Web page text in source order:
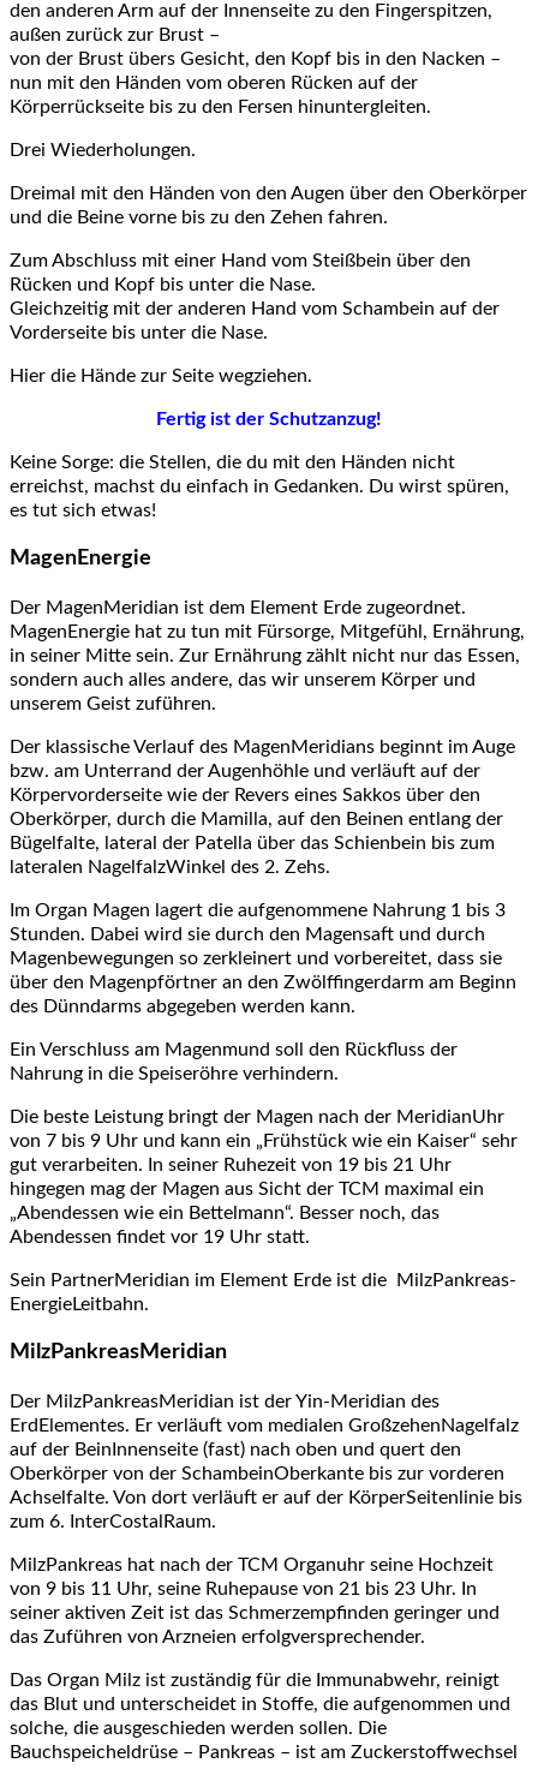
den anderen Arm auf der Innenseite zu den Fingerspitzen,
außen zurück zur Brust –
von der Brust übers Gesicht, den Kopf bis in den Nacken –
nun mit den Händen vom oberen Rücken auf der
Körperrückseite bis zu den Fersen hinuntergleiten.
Drei Wiederholungen.
Dreimal mit den Händen von den Augen über den Oberkörper
und die Beine vorne bis zu den Zehen fahren.
Zum Abschluss mit einer Hand vom Steißbein über den
Rücken und Kopf bis unter die Nase.
Gleichzeitig mit der anderen Hand vom Schambein auf der
Vorderseite bis unter die Nase.
Hier die Hände zur Seite wegziehen.
Fertig ist der Schutzanzug!
Keine Sorge: die Stellen, die du mit den Händen nicht
erreichst, machst du einfach in Gedanken. Du wirst spüren,
es tut sich etwas!
MagenEnergie
Der MagenMeridian ist dem Element Erde zugeordnet.
MagenEnergie hat zu tun mit Fürsorge, Mitgefühl, Ernährung,
in seiner Mitte sein. Zur Ernährung zählt nicht nur das Essen,
sondern auch alles andere, das wir unserem Körper und
unserem Geist zuführen.
Der klassische Verlauf des MagenMeridians beginnt im Auge
bzw. am Unterrand der Augenhöhle und verläuft auf der
Körpervorderseite wie der Revers eines Sakkos über den
Oberkörper, durch die Mamilla, auf den Beinen entlang der
Bügelfalte, lateral der Patella über das Schienbein bis zum
lateralen NagelfalzWinkel des 2. Zehs.
Im Organ Magen lagert die aufgenommene Nahrung 1 bis 3
Stunden. Dabei wird sie durch den Magensaft und durch
Magenbewegungen so zerkleinert und vorbereitet, dass sie
über den Magenpförtner an den Zwölffingerdarm am Beginn
des Dünndarms abgegeben werden kann.
Ein Verschluss am Magenmund soll den Rückfluss der
Nahrung in die Speiseröhre verhindern.
Die beste Leistung bringt der Magen nach der MeridianUhr
von 7 bis 9 Uhr und kann ein „Frühstück wie ein Kaiser“ sehr
gut verarbeiten. In seiner Ruhezeit von 19 bis 21 Uhr
hingegen mag der Magen aus Sicht der TCM maximal ein
„Abendessen wie ein Bettelmann“. Besser noch, das
Abendessen findet vor 19 Uhr statt.
Sein PartnerMeridian im Element Erde ist die MilzPankreas-
EnergieLeitbahn.
MilzPankreasMeridian
Der MilzPankreasMeridian ist der Yin-Meridian des
ErdElementes. Er verläuft vom medialen GroßzehenNagelfalz
auf der BeinInnenseite (fast) nach oben und quert den
Oberkörper von der SchambeinOberkante bis zur vorderen
Achselfalte. Von dort verläuft er auf der KörperSeitenlinie bis
zum 6. InterCostalRaum.
MilzPankreas hat nach der TCM Organuhr seine Hochzeit
von 9 bis 11 Uhr, seine Ruhepause von 21 bis 23 Uhr. In
seiner aktiven Zeit ist das Schmerzempfinden geringer und
das Zuführen von Arzneien erfolgversprechender.
Das Organ Milz ist zuständig für die Immunabwehr, reinigt
das Blut und unterscheidet in Stoffe, die aufgenommen und
solche, die ausgeschieden werden sollen. Die
Bauchspeicheldrüse – Pankreas – ist am Zuckerstoffwechsel